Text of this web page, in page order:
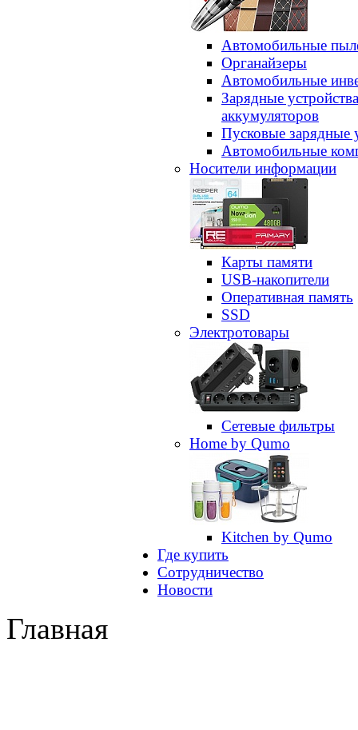
Автомобильные
Органайзеры
Автомобильные
Зарядные
аккумуляторов
Пусковые зарядные
Автомобильные
Носители информации
Карты памяти
USB-накопители
Оперативная память
SSD
Электротовары
Сетевые фильтры
Home by Qumo
Kitchen by Qumo
Где купить
Сотрудничество
Новости
Главная